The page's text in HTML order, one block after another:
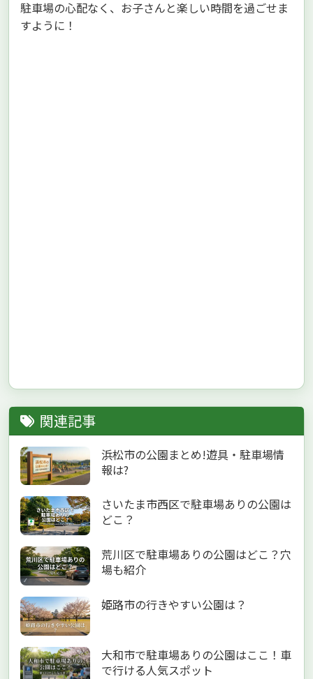
駐車場の心配なく、お子さんと楽しい時間を過ごせま
すように！
関連記事
浜松市の公園まとめ!遊具・駐車場情
報は?
さいたま市西区で駐車場ありの公園は
どこ？
荒川区で駐車場ありの公園はどこ？穴
場も紹介
姫路市の行きやすい公園は？
大和市で駐車場ありの公園はここ！車
で行ける人気スポット